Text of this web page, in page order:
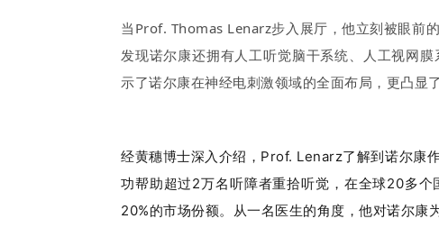
当Prof. Thomas Lenarz步入展厅，他立刻被眼前
发现诺尔康还拥有人工听觉脑干系统、人工视网
示了诺尔康在神经电刺激领域的全面布局，更凸显
经黄穗博士深入介绍，Prof. Lenarz了解到诺尔康
功帮助超过2万名听障者重拾听觉，在全球20多
20%的市场份额。
从一名医生的角度，他对诺尔康